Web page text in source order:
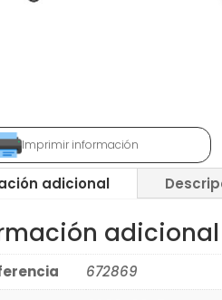
Imprimir información
adicional
adicional
672869